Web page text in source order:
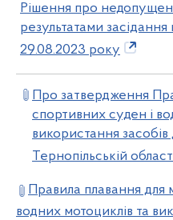
Рішення про
результатами
29.08.2023 року
Про затвердження
спортивних суден і
використання засобів
Тернопільській
Правила плавання для
водних мотоциклів та